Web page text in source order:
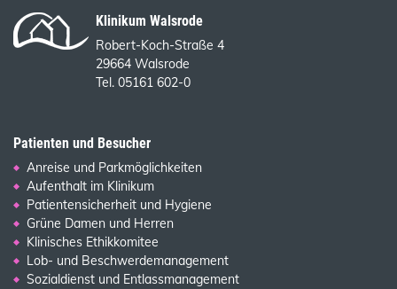
Klinikum Walsrode
Robert-Koch-Straße 4
29664 Walsrode
Tel. 05161 602-0
Patienten und Besucher
Anreise und Parkmöglichkeiten
Aufenthalt im Klinikum
Patientensicherheit und Hygiene
Grüne Damen und Herren
Klinisches Ethikkomitee
Lob- und Beschwerdemanagement
Sozialdienst und Entlassmanagement